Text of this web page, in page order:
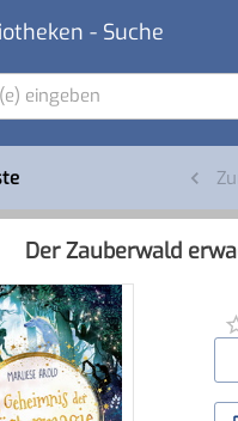
- Suche
eingeben
Der Zauberwald